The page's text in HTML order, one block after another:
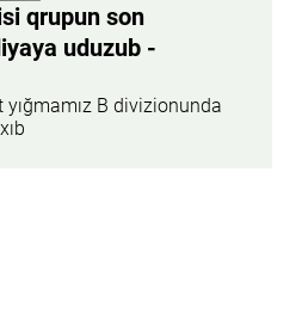
qrupun son
uduzub -
yığmamız B divizionunda